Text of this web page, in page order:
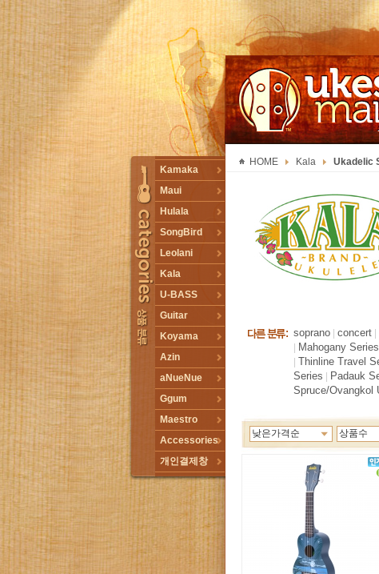
TOGGLE
Kamaka
Maui
Hulala
SongBird
Leolani
Kala
U-BASS
Guitar
Koyama
Azin
aNueNue
Ggum
Maestro
Accessories
개인결제창
HOME Kala Ukadelic
soprano concert
Mahogany Series
Thinline Travel
Series
Padauk
Spruce/Ovangkol
낮은가격순 상품수